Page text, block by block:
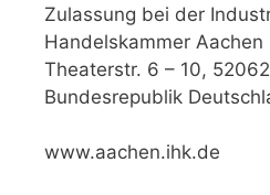
Zulassung bei der
Handelskammer Aachen
Theaterstr. 6 – 10,
Bundesrepublik
www.aachen.ihk.de